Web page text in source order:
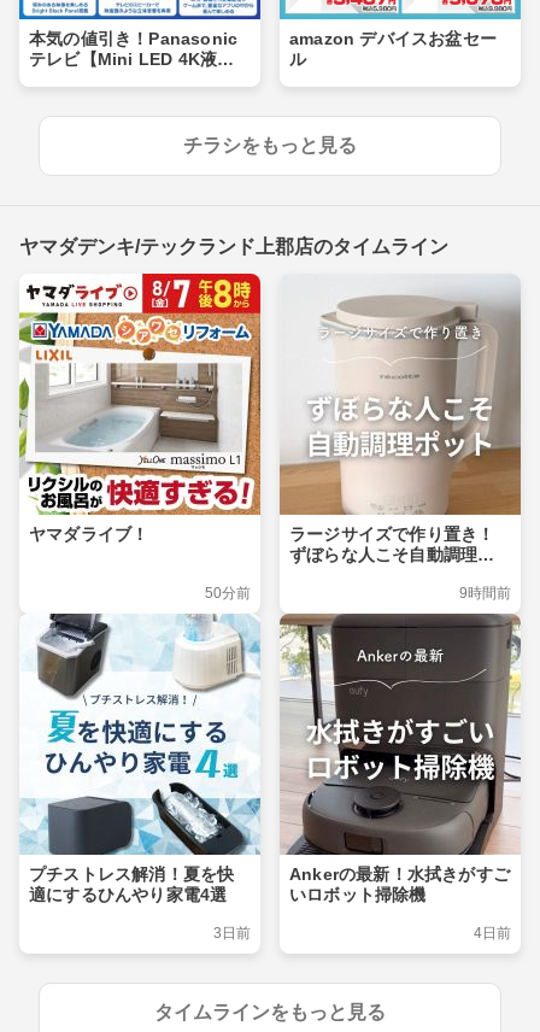
本気の値引き！Panasonic
テレビ【Mini LED 4K液
amazon デバイスお盆セー
ル
チラシをもっと見る
ヤマダデンキ/テックランド上郡店のタイムライン
ヤマダライブ！
50分前
ラージサイズで作り置き！
ずぼらな人こそ自動調理ポ
9時間前
プチストレス解消！夏を快
適にするひんやり家電4選
3日前
Ankerの最新！水拭きがすご
いロボット掃除機
4日前
タイムラインをもっと見る